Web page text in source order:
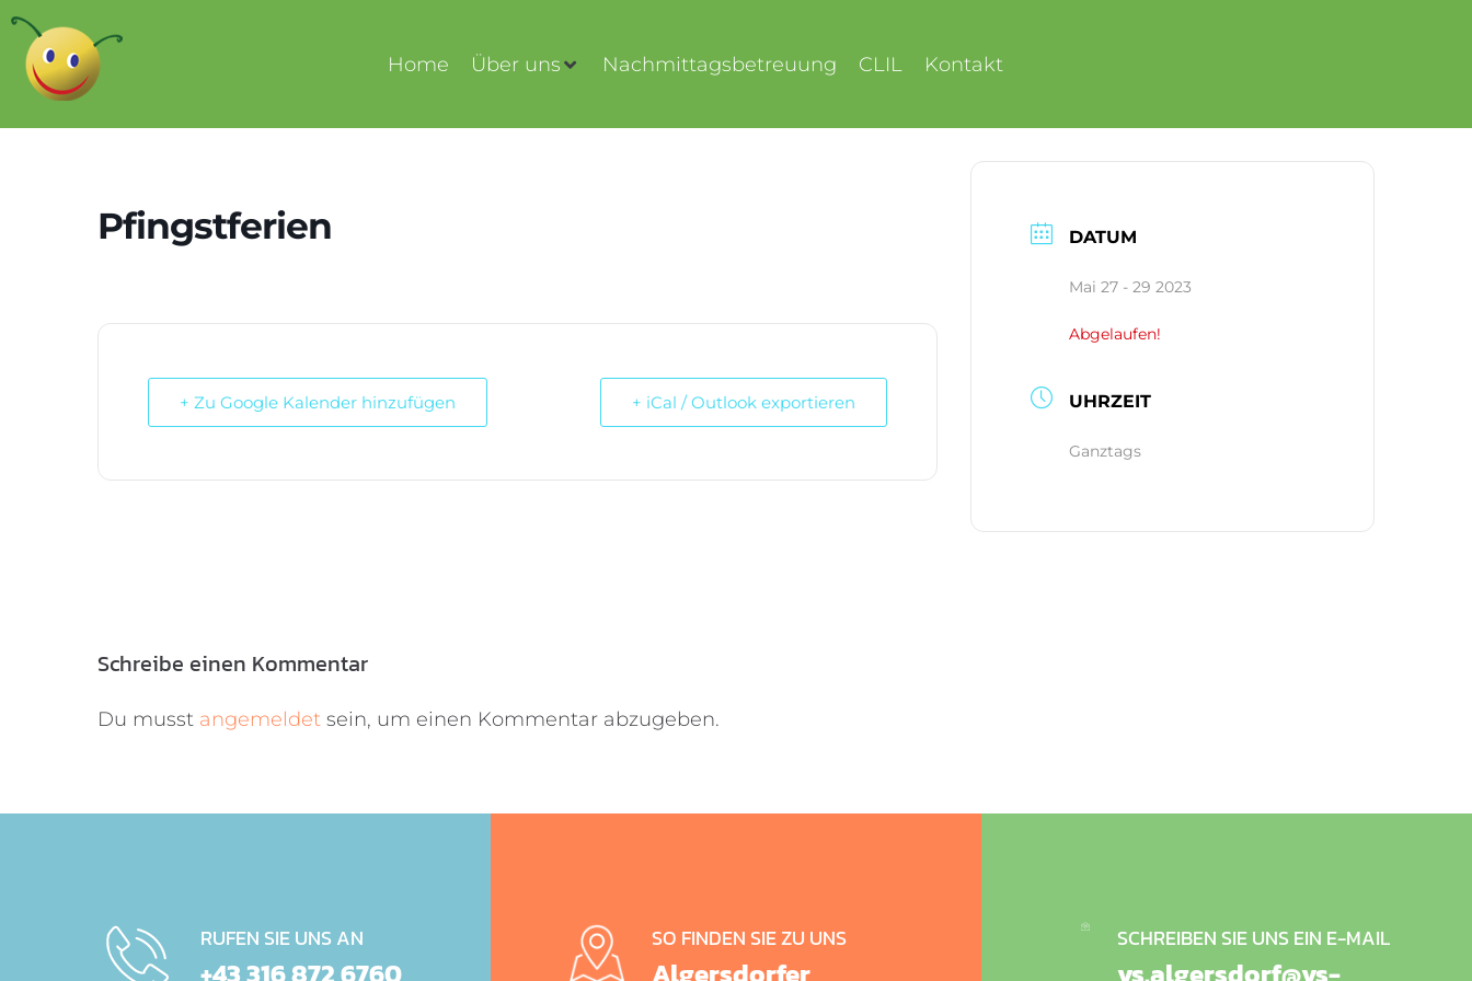
Home Über uns Nachmittagsbetreuung CLIL Kontakt
Pfingstferien
+ Zu Google Kalender hinzufügen + iCal / Outlook exportieren
DATUM
Mai 27 - 29 2023
Abgelaufen!
UHRZEIT
Ganztags
Schreibe einen Kommentar
Du musst angemeldet sein, um einen Kommentar abzugeben.
RUFEN SIE UNS AN SO FINDEN SIE ZU UNS SCHREIBEN SIE UNS EIN E-MAIL